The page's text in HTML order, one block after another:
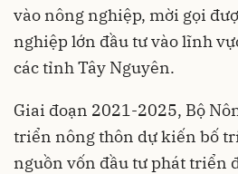
vào nông nghiệp, mời gọi
nghiệp lớn đầu tư vào lĩnh
các tỉnh Tây Nguyên.
Giai đoạn 2021-2025, Bộ
triển nông thôn dự kiến bố
nguồn vốn đầu tư phát triển